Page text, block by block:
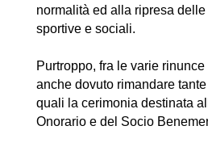
normalità ed alla ripresa
sportive e sociali.
Purtroppo, fra le varie
anche dovuto rimandare
quali la cerimonia destinata
Onorario e del Socio